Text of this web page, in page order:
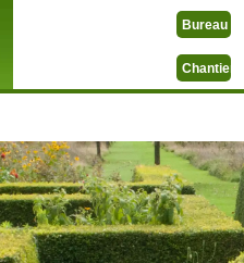
Bureau
Chantier